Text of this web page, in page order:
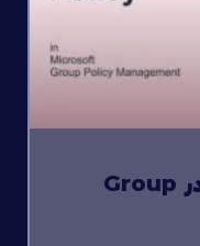
تنظیمات پسورد پالیسی در Group